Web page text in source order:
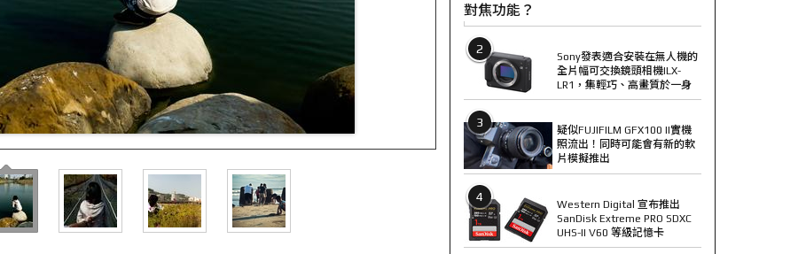
對焦功能？
2
Sony發表適合安裝在無人機的
全片幅可交換鏡頭相機ILX-
LR1，集輕巧、高畫質於一身
3
疑似FUJIFILM GFX100 II實機
照流出！同時可能會有新的軟
片模擬推出
4
Western Digital 宣布推出
SanDisk Extreme PRO SDXC
UHS-II V60 等級記憶卡